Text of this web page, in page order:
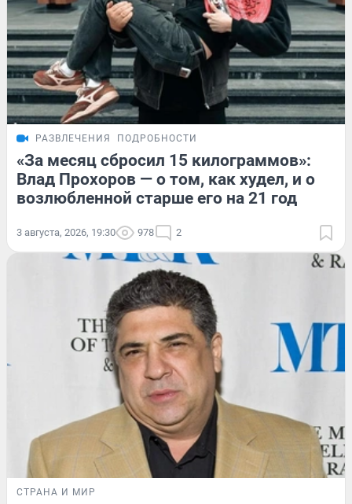
РАЗВЛЕЧЕНИЯ ПОДРОБНОСТИ
«За месяц сбросил 15 килограммов»:
Влад Прохоров — о том, как худел, и о
возлюбленной старше его на 21 год
3 августа, 2026, 19:30 978 2
СТРАНА И МИР